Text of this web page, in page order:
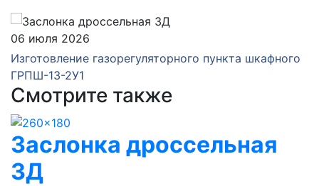
06 июля 2026
Изготовление газорегуляторного пункта шкафного
ГРПШ-13-2У1
Смотрите также
Заслонка дроссельная
ЗД